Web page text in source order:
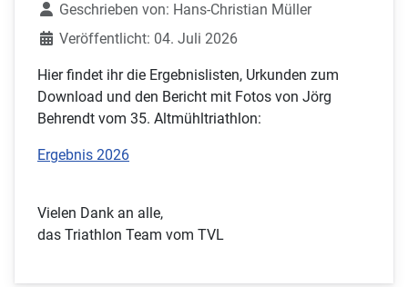
Geschrieben von: Hans-Christian Müller
Veröffentlicht: 04. Juli 2026
Hier findet ihr die Ergebnislisten, Urkunden zum
Download und den Bericht mit Fotos von Jörg
Behrendt vom 35. Altmühltriathlon:
Ergebnis 2026
Vielen Dank an alle,
das Triathlon Team vom TVL